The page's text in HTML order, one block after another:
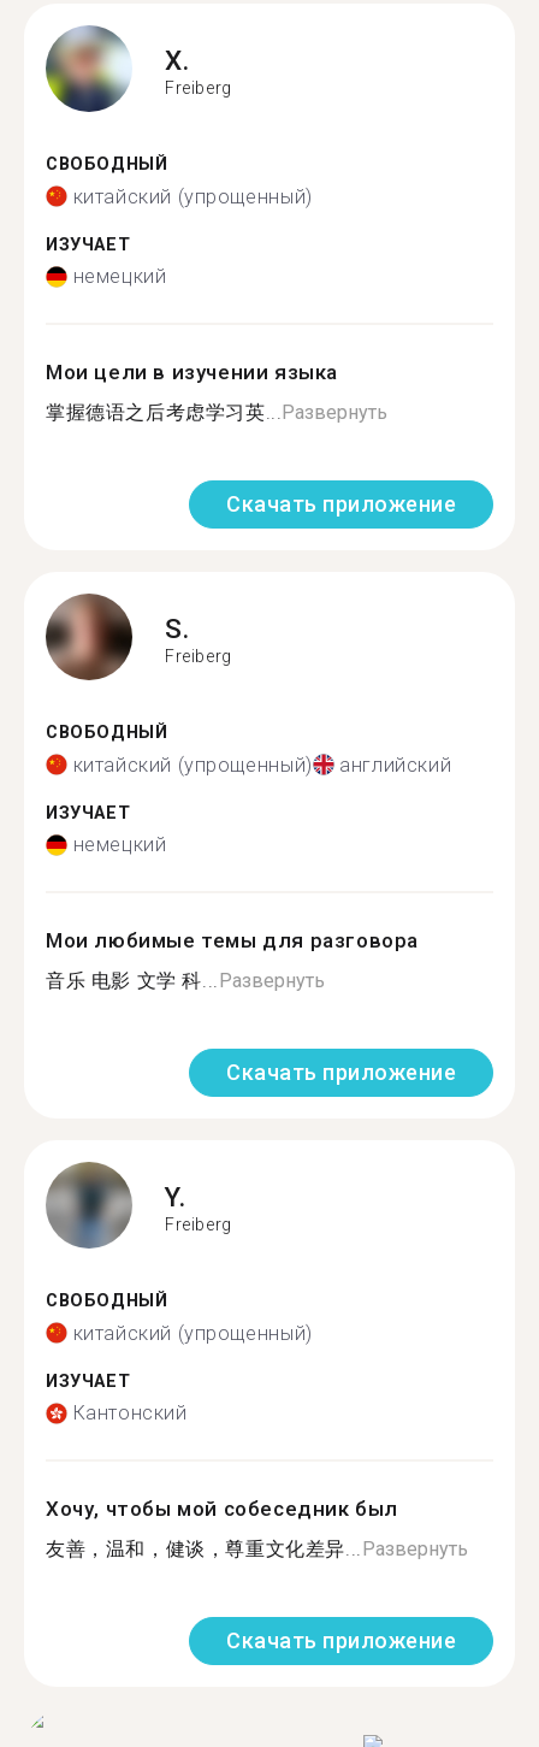
X.
Freiberg
СВОБОДНЫЙ
китайский (упрощенный)
ИЗУЧАЕТ
немецкий
Мои цели в изучении языка
掌握德语之后考虑学习英...Развернуть
Скачать приложение
S.
Freiberg
СВОБОДНЫЙ
китайский (упрощенный) английский
ИЗУЧАЕТ
немецкий
Мои любимые темы для разговора
音乐 电影 文学 科...Развернуть
Скачать приложение
Y.
Freiberg
СВОБОДНЫЙ
китайский (упрощенный)
ИЗУЧАЕТ
Кантонский
Хочу, чтобы мой собеседник был
友善，温和，健谈，尊重文化差异...Развернуть
Скачать приложение